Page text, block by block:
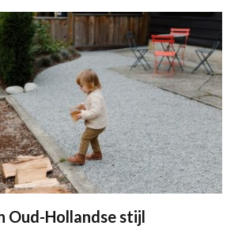
Oud-Hollandse stijl